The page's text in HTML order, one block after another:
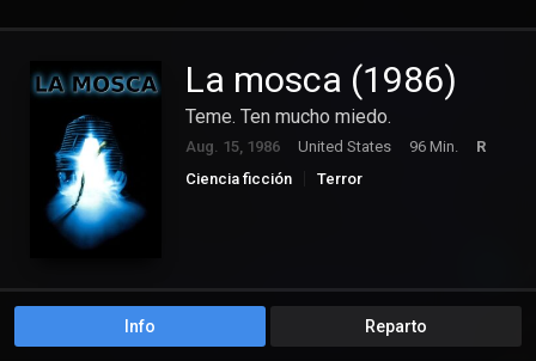
La mosca (1986)
Teme. Ten mucho miedo.
Aug. 15, 1986 United States 96 Min.
R
Ciencia ficción
Terror
Info Reparto